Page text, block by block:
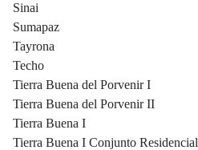
Sinai
Sumapaz
Tayrona
Techo
Tierra Buena del Porvenir I
Tierra Buena del Porvenir II
Tierra Buena I
Tierra Buena I Conjunto Residencial